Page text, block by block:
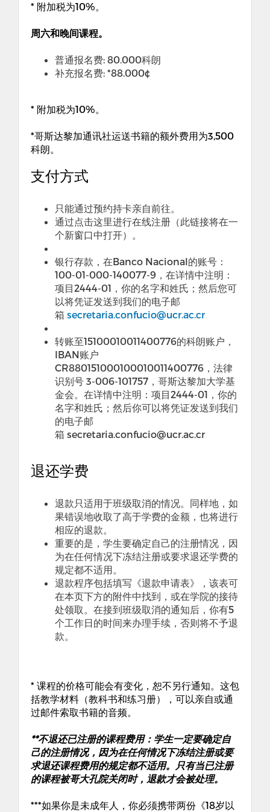
* 附加税为10%。
周六和晚间课程。
普通报名费: 80.000科朗
补充报名费: *88.000¢
* 附加税为10%。
*哥斯达黎加通讯社运送书籍的额外费用为3,500
科朗。
支付方式
只能通过预约持卡亲自前往。
通过点击这里进行在线注册（此链接将在一
个新窗口中打开）。
银行存款，在Banco Nacional的账号：
100-01-000-140077-9，在详情中注明：
项目2444-01，你的名字和姓氏；然后您可
以将凭证发送到我们的电子邮
箱 secretaria.confucio@ucr.ac.cr
转账至15100010011400776的科朗账户，
IBAN账户
CR880151000100010011400776，法律
识别号 3-006-101757，哥斯达黎加大学基
金会。在详情中注明：项目2444-01，你的
名字和姓氏；然后你可以将凭证发送到我们
的电子邮
箱 secretaria.confucio@ucr.ac.cr
退还学费
退款只适用于班级取消的情况。同样地，如
果错误地收取了高于学费的金额，也将进行
相应的退款。
重要的是，学生要确定自己的注册情况，因
为在任何情况下冻结注册或要求退还学费的
规定都不适用。
退款程序包括填写《退款申请表》，该表可
在本页下方的附件中找到，或在学院的接待
处领取。在接到班级取消的通知后，你有5
个工作日的时间来办理手续，否则将不予退
款。
* 课程的价格可能会有变化，恕不另行通知。这包
括教学材料（教科书和练习册），可以亲自或通
过邮件索取书籍的音频。
**不退还已注册的课程费用：学生一定要确定自
己的注册情况，因为在任何情况下冻结注册或要
求退还课程费用的规定都不适用。只有当已注册
的课程被哥大孔院关闭时，退款才会被处理。
***如果你是未成年人，你必须携带两份《18岁以